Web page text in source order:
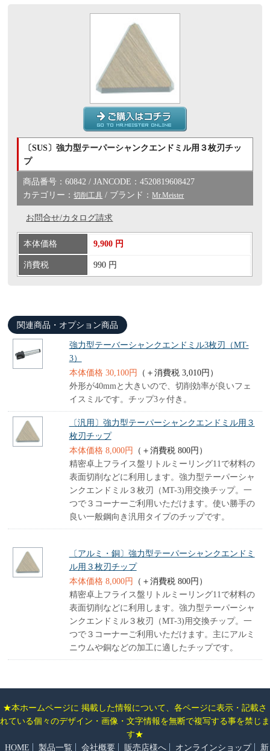
〔SUS〕強力型テーパーシャンクエンドミル用３枚刃チッ
プ
商品番号：60842 / JANCODE：4520819608427
カテゴリー：切削工具 / ブランド：Mr.Meister
お問合せ/カタログ請求
本体価格 9,900 円
消費税 990 円
関連商品・オプション商品
強力型テーバーシャンクエンドミル3枚刃（MT-
3）
本体価格 30,100円
（＋消費税 3,010円）
外形が40mmと大きいので、切削効率が良いフェ
イスミルです。チップ3ヶ付き。
〔汎用〕強力型テーパーシャンクエンドミル用３
枚刃チップ
本体価格 8,000円
（＋消費税 800円）
精密卓上フライス盤リトルミーリング11で材料の
表面切削などに利用します。強力型テーパーシャ
ンクエンドミル３枚刃（MT-3)用交換チップ。一
つで３コーナーご利用いただけます。使い勝手の
良い一般鋼向き汎用タイプのチップです。
〔アルミ・銅〕強力型テーパーシャンクエンドミ
ル用３枚刃チップ
本体価格 8,000円
（＋消費税 800円）
精密卓上フライス盤リトルミーリング11で材料の
表面切削などに利用します。強力型テーパーシャ
ンクエンドミル３枚刃（MT-3)用交換チップ。一
つで３コーナーご利用いただけます。主にアルミ
ニウムや銅などの加工に適したチップです。
★本ホームページに 掲載した情報について、各ページに表示・記載さ
れている個々のデザイン・画像・文字情報を無断で複写する事を禁じま
す★
HOME
製品一覧 会社概要 販売店様へ オンラインショップ 新